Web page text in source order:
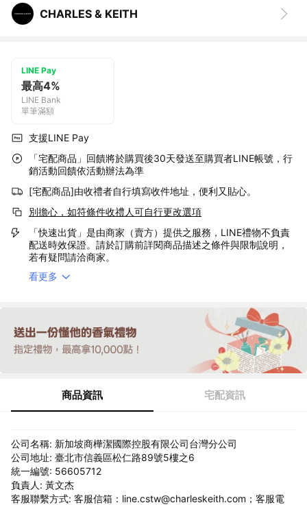
CHARLES & KEITH
LINE Pay
最高4%
LINE Bank
單筆滿額
支援LINE Pay
「宅配商品」回饋將於購買後30天發送至購買者LINE帳號，行
銷活動回饋依活動辦法為準
[宅配商品]由收禮者自行填寫收件地址，便利又貼心。
別擔心，如符條件收禮人可自行更改選項
「快速出貨」是由商家（賣方）提供之服務，LINE禮物不負責
配送時效保證。請於訂購前詳閱商品描述之條件與限制說明，
若有疑問請洽商家。
看更多
商品資訊 宅配資訊
公司名稱: 新加坡商樺潔國際控股有限公司台灣分公司
公司地址: 臺北市信義區松仁路89號5樓之6
統一編號: 56605712
負責人: 黃文杰
客服聯繫方式: 客服信箱：line.cstw@charleskeith.com；客服電